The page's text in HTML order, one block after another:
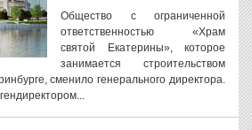
Общество с ограниченной
ответственностью «Храм
святой Екатерины», которое
занимается строительством
сменило генерального директора.